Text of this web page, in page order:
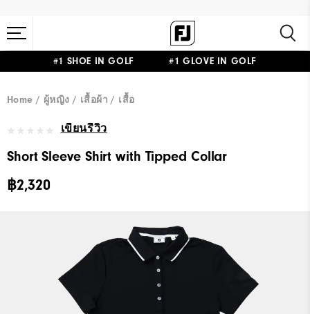
#1 SHOE IN GOLF #1 GLOVE IN GOLF
Home ผู้หญิง เสื้อผ้า เสื้อ
เขียนรีวิว
Short Sleeve Shirt with Tipped Collar
฿2,320